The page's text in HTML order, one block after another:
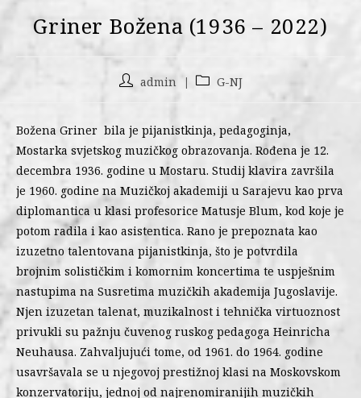
Griner Božena (1936 – 2022)
admin G-NJ
Božena Griner bila je pijanistkinja, pedagoginja,
Mostarka svjetskog muzičkog obrazovanja. Rođena je 12.
decembra 1936. godine u Mostaru. Studij klavira završila
je 1960. godine na Muzičkoj akademiji u Sarajevu kao prva
diplomantica u klasi profesorice Matusje Blum, kod koje je
potom radila i kao asistentica. Rano je prepoznata kao
izuzetno talentovana pijanistkinja, što je potvrdila
brojnim solističkim i komornim koncertima te uspješnim
nastupima na Susretima muzičkih akademija Jugoslavije.
Njen izuzetan talenat, muzikalnost i tehnička virtuoznost
privukli su pažnju čuvenog ruskog pedagoga Heinricha
Neuhausa. Zahvaljujući tome, od 1961. do 1964. godine
usavršavala se u njegovoj prestižnoj klasi na Moskovskom
konzervatoriju, jednoj od najrenomiranijih muzičkih